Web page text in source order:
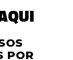
POR